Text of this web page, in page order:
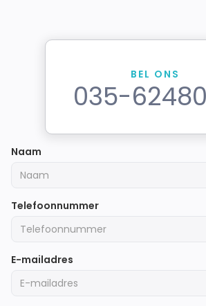
BEL ONS
035-
Naam
Telefoonnummer
E-mailadres